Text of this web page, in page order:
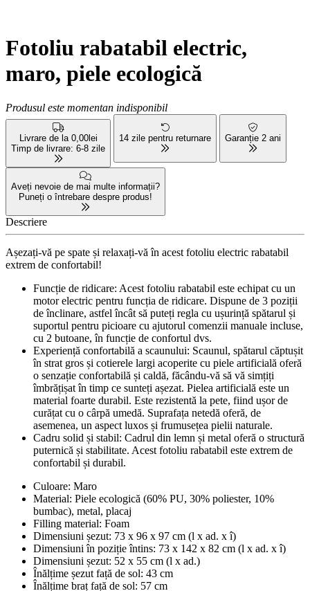
Fotoliu rabatabil electric,
maro, piele ecologică
Produsul este momentan indisponibil
Livrare de la 0,00lei
Timp de livrare: 6-8 zile
14 zile pentru returnare Garanție 2 ani
Aveți nevoie de mai multe informații?
Puneți o întrebare despre produs!
Descriere
Așezați-vă pe spate și relaxați-vă în acest fotoliu electric rabatabil
extrem de confortabil!
Funcție de ridicare: Acest fotoliu rabatabil este echipat cu un
motor electric pentru funcția de ridicare. Dispune de 3 poziții
de înclinare, astfel încât să puteți regla cu ușurință spătarul și
suportul pentru picioare cu ajutorul comenzii manuale incluse,
cu 2 butoane, în funcție de confortul dvs.
Experiență confortabilă a scaunului: Scaunul, spătarul căptușit
în strat gros și cotierele largi acoperite cu piele artificială oferă
o senzație confortabilă și caldă, făcându-vă să vă simțiți
îmbrățișat în timp ce sunteți așezat. Pielea artificială este un
material foarte durabil. Este rezistentă la pete, fiind ușor de
curățat cu o cârpă umedă. Suprafața netedă oferă, de
asemenea, un aspect luxos și frumusețea pielii naturale.
Cadru solid și stabil: Cadrul din lemn și metal oferă o structură
puternică și stabilitate. Acest fotoliu rabatabil este extrem de
confortabil și durabil.
Culoare: Maro
Material: Piele ecologică (60% PU, 30% poliester, 10%
bumbac), metal, placaj
Filling material: Foam
Dimensiuni șezut: 73 x 96 x 97 cm (l x ad. x î)
Dimensiuni în poziție întins: 73 x 142 x 82 cm (l x ad. x î)
Dimensiuni șezut: 52 x 55 cm (l x ad.)
Înălțime șezut față de sol: 43 cm
Înălțime braț față de sol: 57 cm